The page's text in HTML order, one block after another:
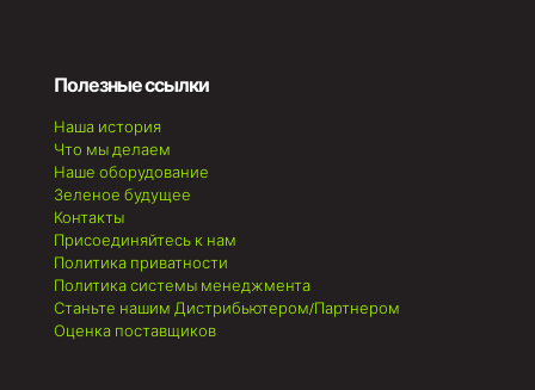
Полезные ссылки
Наша история
Что мы делаем
Наше оборудование
Зеленое будущее
Контакты
Присоединяйтесь к нам
Политика приватности
Политика системы менеджмента
Станьте нашим Дистрибьютером/Партнером
Оценка поставщиков